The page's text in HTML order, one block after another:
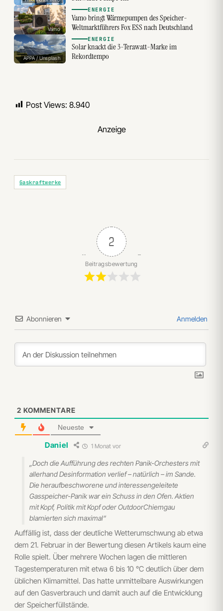
Vamo
ENERGIE
Vamo bringt Wärmepumpen des Speicher-
Weltmarktführers Fox ESS nach Deutschland
APPA / Unsplash
ENERGIE
Solar knackt die 3-Terawatt-Marke im
Rekordtempo
Post Views: 8.940
Anzeige
Gaskraftwerke
2
Beitragsbewertung
Abonnieren Anmelden
2 KOMMENTARE
Neueste
Daniel 1 Monat vor
„Doch die Aufführung des rechten Panik-Orchesters mit
allerhand Desinformation verlief – natürlich – im Sande.
Die heraufbeschworene und interessengeleitete
Gasspeicher-Panik war ein Schuss in den Ofen. Aktien
mit Kopf, Politik mit Kopf oder OutdoorChiemgau
blamierten sich maximal“
Auffällig ist, dass der deutliche Wetterumschwung ab etwa
dem 21. Februar in der Bewertung diesen Artikels kaum eine
Rolle spielt. Über mehrere Wochen lagen die mittleren
Tagestemperaturen mit etwa 6 bis 10 °C deutlich über dem
üblichen Klimamittel. Das hatte unmittelbare Auswirkungen
auf den Gasverbrauch und damit auch auf die Entwicklung
der Speicherfüllstände.